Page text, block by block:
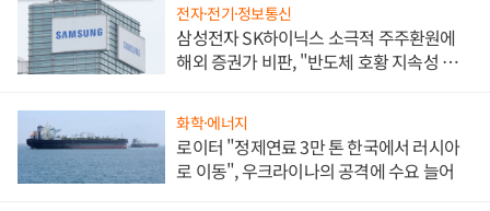
전자·전기·정보통신
삼성전자 SK하이닉스 소극적 주주환원에
해외 증권가 비판, "반도체 호황 지속성 의
화학·에너지
로이터 "정제연료 3만 톤 한국에서 러시아
로 이동", 우크라이나의 공격에 수요 늘어